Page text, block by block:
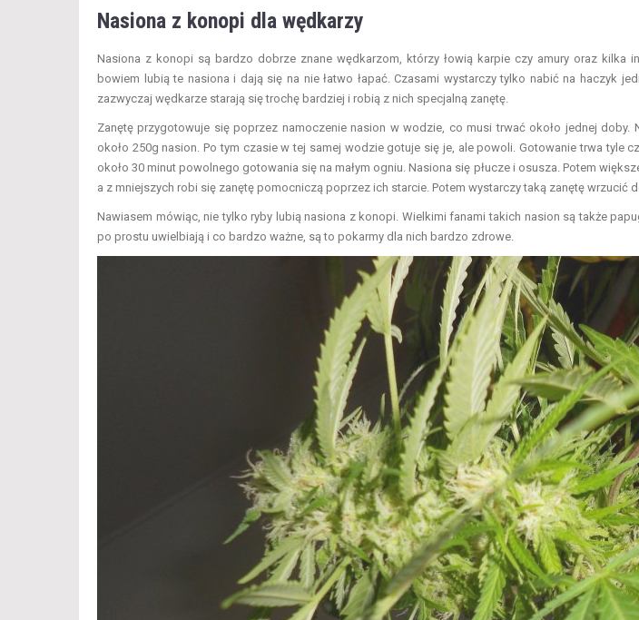
Nasiona z konopi dla wędkarzy
Nasiona z konopi są bardzo dobrze znane wędkarzom, którzy łowią karpie czy amury oraz kilka
bowiem lubią te nasiona i dają się na nie łatwo łapać. Czasami wystarczy tylko nabić na haczyk
zazwyczaj wędkarze starają się trochę bardziej i robią z nich specjalną zanętę.
Zanętę przygotowuje się poprzez namoczenie nasion w wodzie, co musi trwać około jednej doby.
około 250g nasion. Po tym czasie w tej samej wodzie gotuje się je, ale powoli. Gotowanie trwa tyle
około 30 minut powolnego gotowania się na małym ogniu. Nasiona się płucze i osusza. Potem
a z mniejszych robi się zanętę pomocniczą poprzez ich starcie. Potem wystarczy taką zanętę wrzucić
Nawiasem mówiąc, nie tylko ryby lubią nasiona z konopi. Wielkimi fanami takich nasion są także
po prostu uwielbiają i co bardzo ważne, są to pokarmy dla nich bardzo zdrowe.